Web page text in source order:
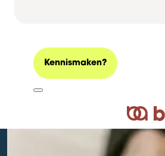
Logo
Kennismaken?
Wegwijs in